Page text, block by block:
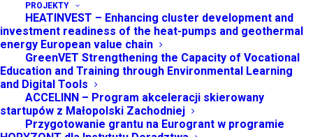
PROJEKTY
HEATINVEST – Enhancing cluster development and
investment readiness of the heat-pumps and geothermal
energy European value chain
GreenVET Strengthening the Capacity of Vocational
Education and Training through Environmental Learning
and Digital Tools
ACCELINN – Program akceleracji skierowany
startupów z Małopolski Zachodniej
Przygotowanie grantu na Eurogrant w programie
X KONGRES
KLASTRÓW POLSKICH!
7 LISTOPADA 2024